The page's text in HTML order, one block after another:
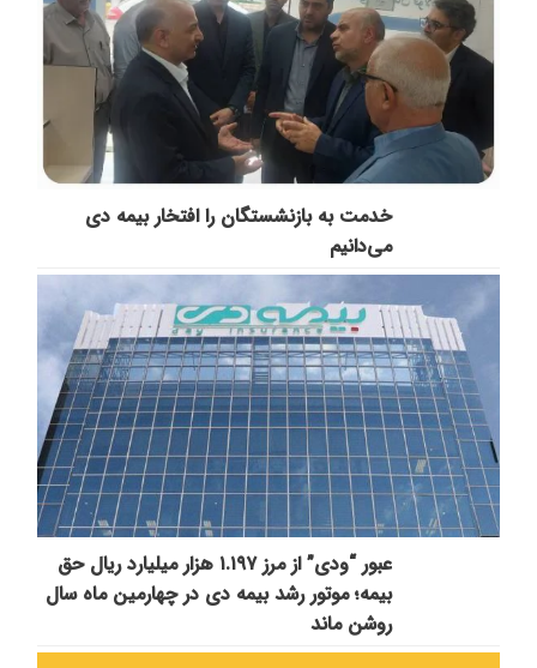
خدمت به بازنشستگان‌ را افتخار بیمه دی
می‌دانیم
عبور “ودی” از مرز ۱.۱۹۷ هزار میلیارد ریال حق
بیمه؛ موتور رشد بیمه دی در چهارمین ماه سال
روشن ماند